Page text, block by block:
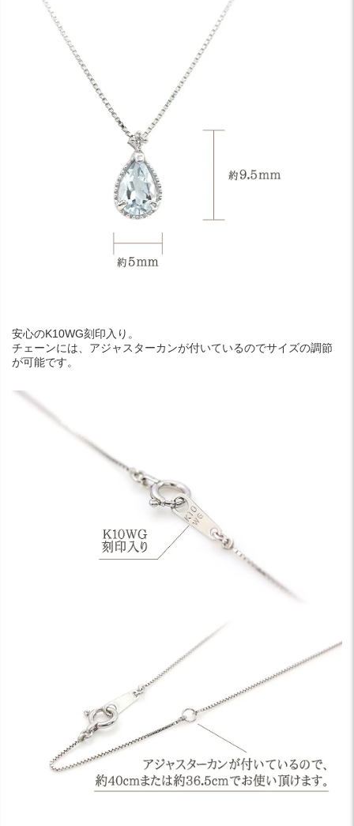
安心のK10WG刻印入り。
チェーンには、アジャスターカンが付いているのでサイズの調節
が可能です。